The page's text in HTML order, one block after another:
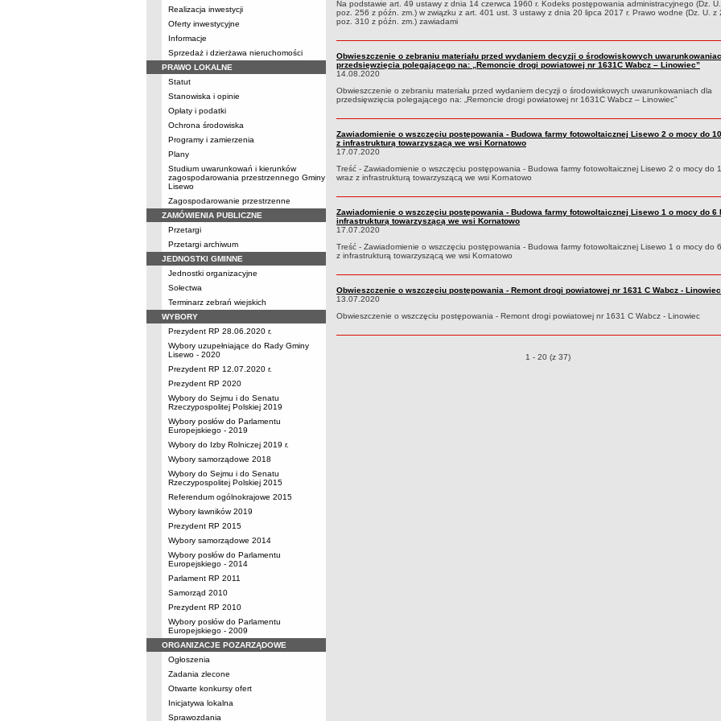
Realizacja inwestycji
Oferty inwestycyjne
Informacje
Sprzedaż i dzierżawa nieruchomości
PRAWO LOKALNE
Statut
Stanowiska i opinie
Opłaty i podatki
Ochrona środowiska
Programy i zamierzenia
Plany
Studium uwarunkowań i kierunków
zagospodarowania przestrzennego Gminy
Lisewo
Zagospodarowanie przestrzenne
ZAMÓWIENIA PUBLICZNE
Przetargi
Przetargi archiwum
JEDNOSTKI GMINNE
Jednostki organizacyjne
Sołectwa
Terminarz zebrań wiejskich
WYBORY
Prezydent RP 28.06.2020 r.
Wybory uzupełniające do Rady Gminy
Lisewo - 2020
Prezydent RP 12.07.2020 r.
Prezydent RP 2020
Wybory do Sejmu i do Senatu
Rzeczypospolitej Polskiej 2019
Wybory posłów do Parlamentu
Europejskiego - 2019
Wybory do Izby Rolniczej 2019 r.
Wybory samorządowe 2018
Wybory do Sejmu i do Senatu
Rzeczypospolitej Polskiej 2015
Referendum ogólnokrajowe 2015
Wybory ławników 2019
Prezydent RP 2015
Wybory samorządowe 2014
Wybory posłów do Parlamentu
Europejskiego - 2014
Parlament RP 2011
Samorząd 2010
Prezydent RP 2010
Wybory posłów do Parlamentu
Europejskiego - 2009
ORGANIZACJE POZARZĄDOWE
Ogłoszenia
Zadania zlecone
Otwarte konkursy ofert
Inicjatywa lokalna
Sprawozdania
Na podstawie art. 49 ustawy z dnia 14 czerwca 1960 r. Kodeks postępowania administracyjnego (Dz.
poz. 256 z późn. zm.) w związku z art. 401 ust. 3 ustawy z dnia 20 lipca 2017 r. Prawo wodne (Dz. U. z
poz. 310 z późn. zm.) zawiadami
Obwieszczenie o zebraniu materiału przed wydaniem decyzji o środowiskowych
przedsięwzięcia polegającego na: „Remoncie drogi powiatowej nr 1631C Wabcz – Linowiec”
14.08.2020
Obwieszczenie o zebraniu materiału przed wydaniem decyzji o środowiskowych uwarunkowaniach dla
przedsięwzięcia polegającego na: „Remoncie drogi powiatowej nr 1631C Wabcz – Linowiec”
Zawiadomienie o wszczęciu postępowania - Budowa farmy fotowoltaicznej Lisewo 2 o mocy do
z infrastrukturą towarzyszącą we wsi Kornatowo
17.07.2020
Treść - Zawiadomienie o wszczęciu postępowania - Budowa farmy fotowoltaicznej Lisewo 2 o mocy do
wraz z infrastrukturą towarzyszącą we wsi Kornatowo
Zawiadomienie o wszczęciu postępowania - Budowa farmy fotowoltaicznej Lisewo 1 o mocy do 6
infrastrukturą towarzyszącą we wsi Kornatowo
17.07.2020
Treść - Zawiadomienie o wszczęciu postępowania - Budowa farmy fotowoltaicznej Lisewo 1 o mocy do
z infrastrukturą towarzyszącą we wsi Kornatowo
Obwieszczenie o wszczęciu postępowania - Remont drogi powiatowej nr 1631 C Wabcz - Linowiec
13.07.2020
Obwieszczenie o wszczęciu postępowania - Remont drogi powiatowej nr 1631 C Wabcz - Linowiec
Obwieszczenia o pozycjach
1 - 20 (z 37)